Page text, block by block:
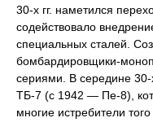
30-х гг. наметился
содействовало
специальных сталей.
бомбардировщики-
сериями. В середине 30-
ТБ-7 (с 1942 — Пе-8),
многие истребители